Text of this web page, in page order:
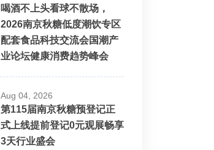
喝酒不上头看球不散场，
2026南京秋糖低度潮饮专区
配套食品科技交流会国潮产
业论坛健康消费趋势峰会
Aug 04, 2026
第115届南京秋糖预登记正
式上线提前登记0元观展畅享
3天行业盛会